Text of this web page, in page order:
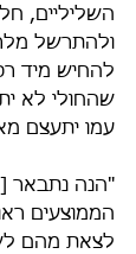
השליליים,
ולהתרשל
להחיש מיד
שהחולי לא
עמו יתעצם
"הנה נתבאר
הממוצעים
לצאת מהם